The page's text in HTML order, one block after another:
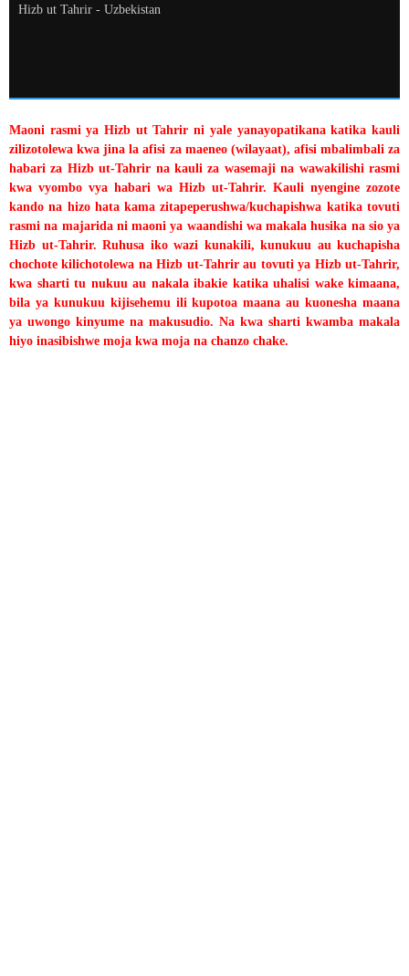
Hizb ut Tahrir - Uzbekistan
Maoni rasmi ya Hizb ut Tahrir ni yale yanayopatikana katika kauli
zilizotolewa kwa jina la afisi za maeneo (wilayaat), afisi mbalimbali za
habari za Hizb ut-Tahrir na kauli za wasemaji na wawakilishi rasmi
kwa vyombo vya habari wa Hizb ut-Tahrir. Kauli nyengine zozote
kando na hizo hata kama zitapeperushwa/kuchapishwa katika tovuti
rasmi na majarida ni maoni ya waandishi wa makala husika na sio ya
Hizb ut-Tahrir. Ruhusa iko wazi kunakili, kunukuu au kuchapisha
chochote kilichotolewa na Hizb ut-Tahrir au tovuti ya Hizb ut-Tahrir,
kwa sharti tu nukuu au nakala ibakie katika uhalisi wake kimaana,
bila ya kunukuu kijisehemu ili kupotoa maana au kuonesha maana
ya uwongo kinyume na makusudio. Na kwa sharti kwamba makala
hiyo inasibishwe moja kwa moja na chanzo chake.